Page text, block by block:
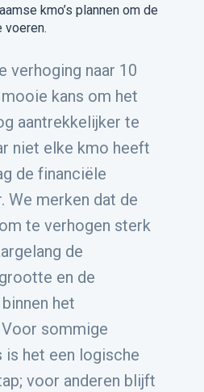
kmo’s plannen om de
voeren.
verhoging naar 10
kans om het
aantrekkelijker te
niet elke kmo heeft
de financiële
We merken dat de
te verhogen sterk
de
en de
het
sommige
is het een logische
voor anderen blijft